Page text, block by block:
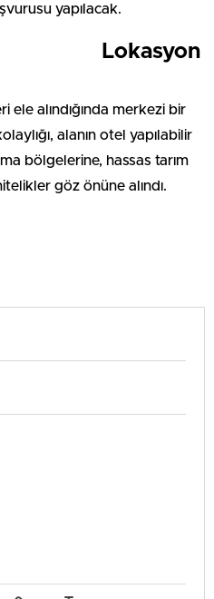
yapılacak.
Lokasyon
alındığında merkezi bir
alanın otel yapılabilir
bölgelerine, hassas tarım
göz önüne alındı.